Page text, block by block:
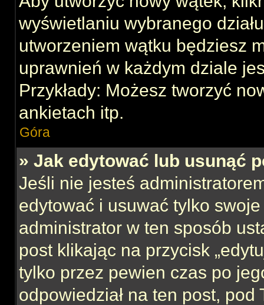
wyświetlaniu wybranego
utworzeniem wątku będziesz
uprawnień w każdym dziale
Przykłady: Możesz tworzyć
ankietach itp.
Góra
» Jak edytować lub usunąć
Jeśli nie jesteś
edytować i usuwać tylko
administrator w ten sposób
post klikając na przycisk
tylko przez pewien czas po
odpowiedział na ten post,